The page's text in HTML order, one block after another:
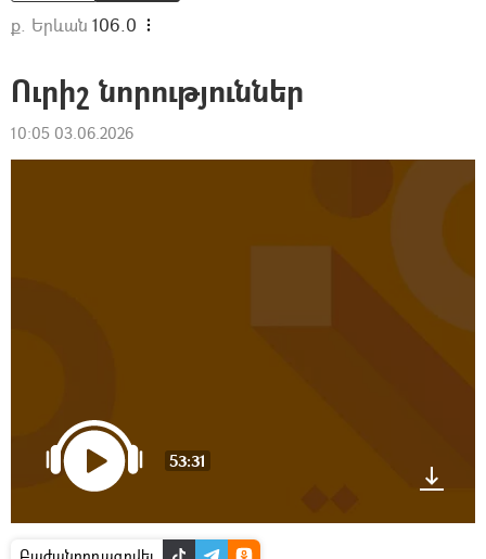
ք. Երևան 106.0
Ուրիշ նորություններ
10:05 03.06.2026
53:31